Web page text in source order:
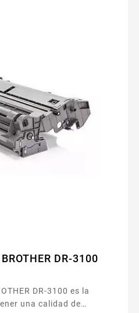
DR-3100
una calidad de